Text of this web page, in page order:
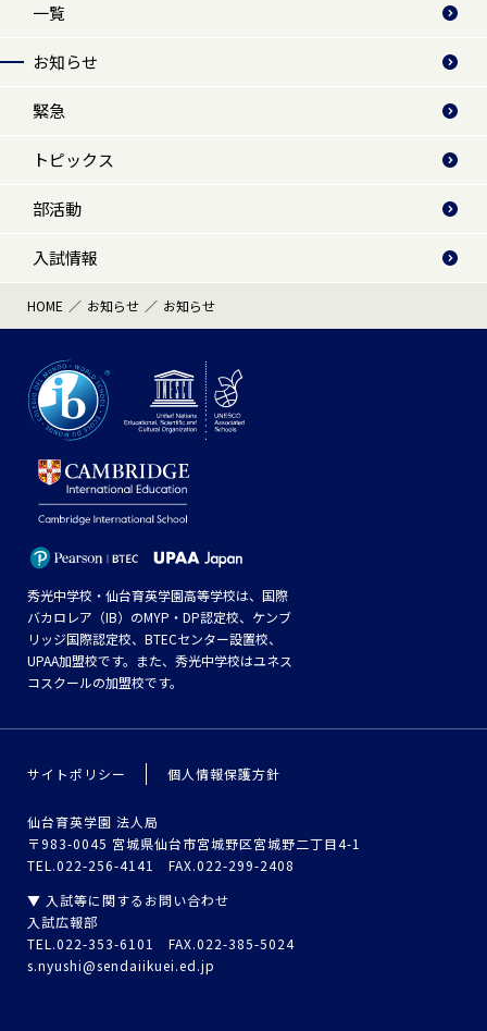
一覧
お知らせ
緊急
トピックス
部活動
入試情報
HOME お知らせ お知らせ
秀光中学校・仙台育英学園高等学校は、国際
バカロレア（IB）のMYP・DP認定校、ケンブ
リッジ国際認定校、BTECセンター設置校、
UPAA加盟校です。また、秀光中学校はユネス
コスクールの加盟校です。
サイトポリシー 個人情報保護方針
仙台育英学園 法人局
〒983-0045 宮城県仙台市宮城野区宮城野二丁目4-1
TEL.022-256-4141 FAX.022-299-2408
▼ 入試等に関するお問い合わせ
入試広報部
TEL.022-353-6101 FAX.022-385-5024
s.nyushi@sendaiikuei.ed.jp